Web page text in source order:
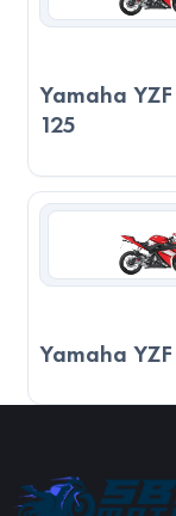
Yamaha
125
Yamaha YZF